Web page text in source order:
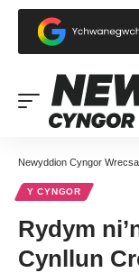
Newyddion Cyngor
Y CYNGOR
Rydym
Cynllun